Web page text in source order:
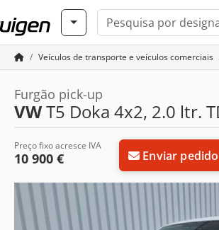
Veículos de transporte e veículos comerciais
Furgão pick-up
VWT5 Doka 4x2, 2.0 ltr.
Preço fixo acresce IVA
10 900 € Enviar pedido